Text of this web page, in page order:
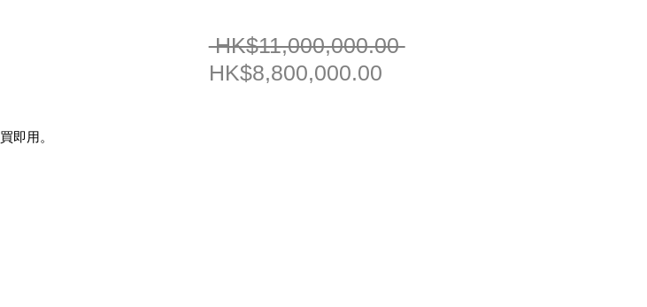
即用。
HK$11,000,000.00 一
HK$8,800,000.00促